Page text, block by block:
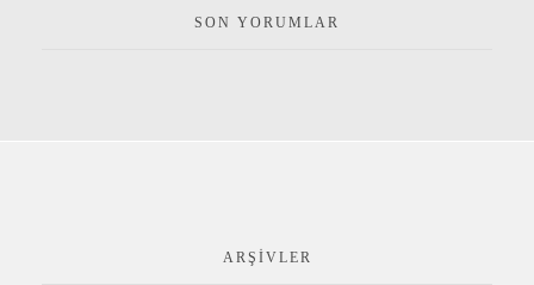
SON YORUMLAR
ARŞIVLER